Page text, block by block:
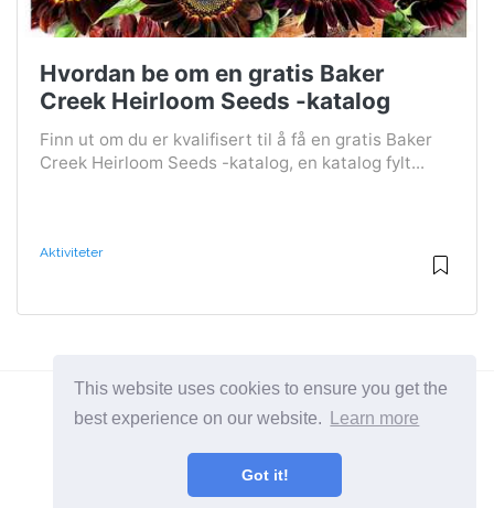
This website uses cookies to ensure you get the
best experience on our website.
Learn more
Got it!
Hvordan be om en gratis Baker
Creek Heirloom Seeds -katalog
Finn ut om du er kvalifisert til å få en gratis Baker
Creek Heirloom Seeds -katalog, en katalog fylt...
Aktiviteter
2026 ©BuruNews
Alle Kategorier